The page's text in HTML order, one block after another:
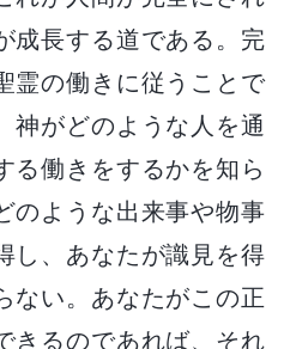
成長する道である。完
霊の働きに従うことで
神がどのような人を通
る働きをするかを知ら
のような出来事や物事
し、あなたが識見を得
ない。あなたがこの正
きるのであれば、それ